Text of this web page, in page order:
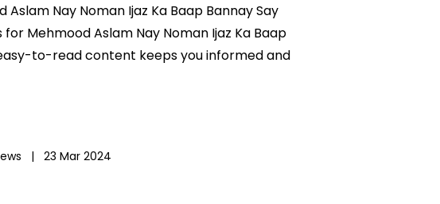
Nay Noman Ijaz Ka Baap Bannay Say
Mehmood Aslam Nay Noman Ijaz Ka Baap
to-read content keeps you informed and
| 23 Mar 2024